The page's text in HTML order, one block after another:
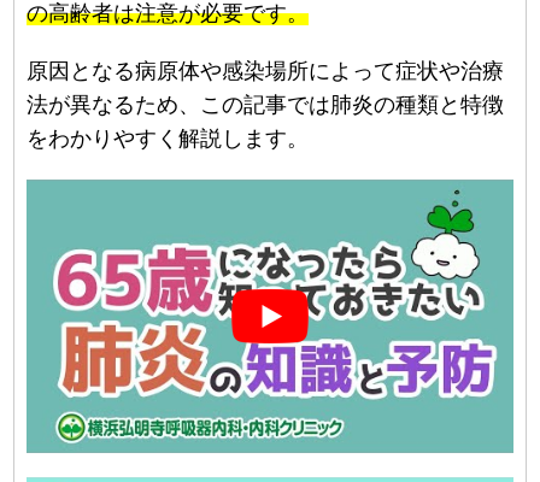
の高齢者は注意が必要です。
原因となる病原体や感染場所によって症状や治療
法が異なるため、この記事では肺炎の種類と特徴
をわかりやすく解説します。